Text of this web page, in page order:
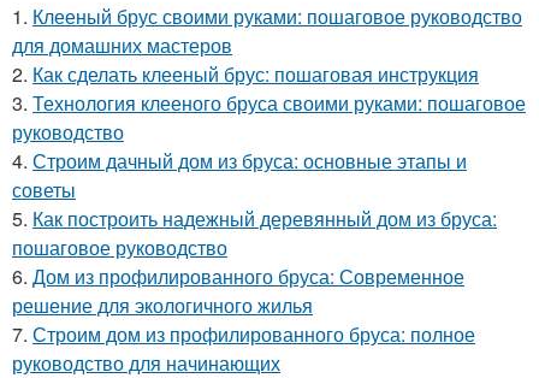
1. Клееный брус своими руками: пошаговое руководство
для домашних мастеров
2. Как сделать клееный брус: пошаговая инструкция
3. Технология клееного бруса своими руками: пошаговое
руководство
4. Строим дачный дом из бруса: основные этапы и
советы
5. Как построить надежный деревянный дом из бруса:
пошаговое руководство
6. Дом из профилированного бруса: Современное
решение для экологичного жилья
7. Строим дом из профилированного бруса: полное
руководство для начинающих